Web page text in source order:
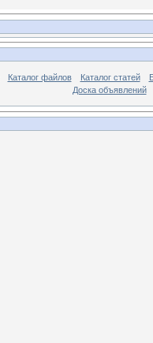
Каталог файлов Каталог статей
Доска объявлений